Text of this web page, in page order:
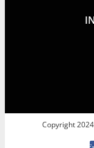
Copyright